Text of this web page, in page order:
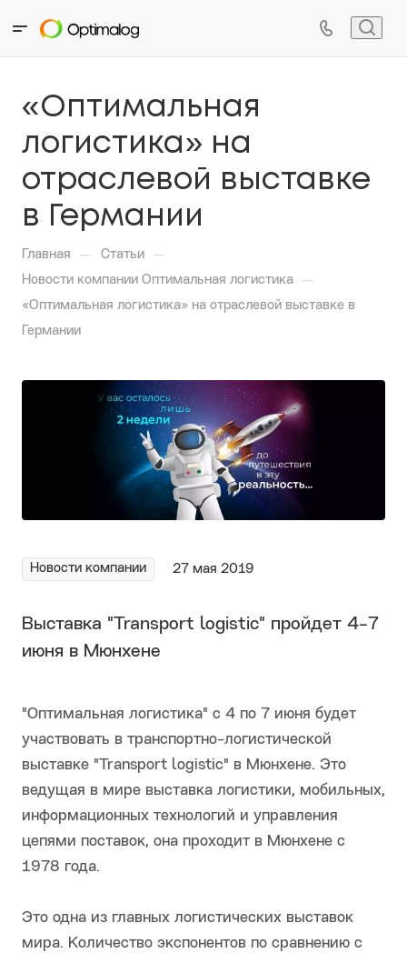
«Оптимальная
логистика» на
отраслевой выставке
в Германии
Главная — Статьи —
Новости компании Оптимальная логистика —
«Оптимальная логистика» на отраслевой выставке в
Германии
Новости компании 27 мая 2019
Выставка "Transport logistic" пройдет 4-7
июня в Мюнхене
"Оптимальная логистика" с 4 по 7 июня будет
участвовать в транспортно-логистической
выставке "Transport logistic" в Мюнхене. Это
ведущая в мире выставка логистики, мобильных,
информационных технологий и управления
цепями поставок, она проходит в Мюнхене с
1978 года.
Это одна из главных логистических выставок
мира. Количество экспонентов по сравнению с